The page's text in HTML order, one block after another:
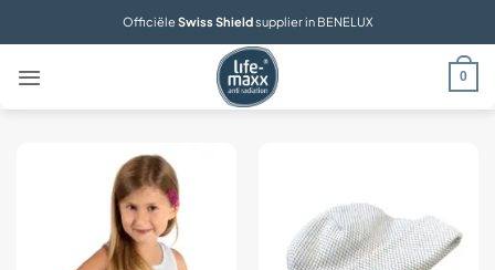
Officiële Swiss Shieldsupplier in BENELUX
0